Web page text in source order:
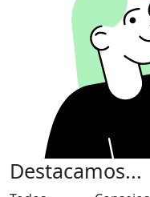
Destacamos...